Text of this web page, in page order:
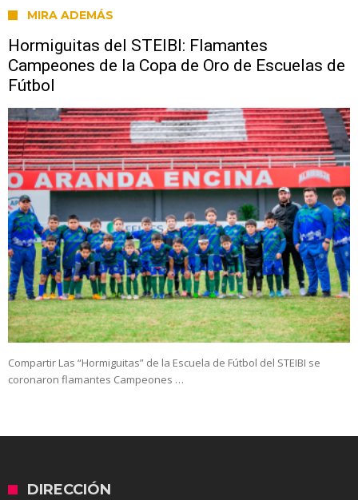
MIRA ADEMÁS
Hormiguitas del STEIBI: Flamantes
Campeones de la Copa de Oro de Escuelas de
Fútbol
Compartir Las “Hormiguitas” de la Escuela de Fútbol del STEIBI se
coronaron flamantes Campeones …
DIRECCIÓN